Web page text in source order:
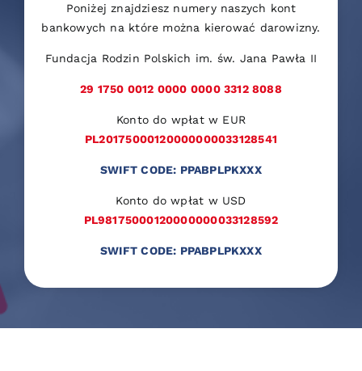
Poniżej znajdziesz numery naszych kont
bankowych na które można kierować darowizny.
Fundacja Rodzin Polskich im. św. Jana Pawła II
29 1750 0012 0000 0000 3312 8088
Konto do wpłat w EUR
PL20175000120000000033128541
SWIFT CODE: PPABPLPKXXX
Konto do wpłat w USD
PL98175000120000000033128592
SWIFT CODE: PPABPLPKXXX